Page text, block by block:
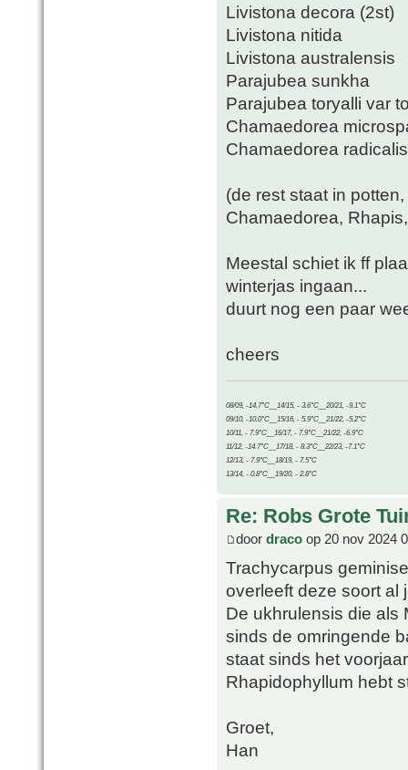
Livistona decora (2st)
Livistona nitida
Livistona australensis
Parajubea sunkha
Parajubea toryalli var
Chamaedorea
Chamaedorea radicalis
(de rest staat in
Chamaedorea,
Meestal schiet ik ff
winterjas ingaan...
duurt nog een paar
cheers
08/09, -14.7°C__14/15, - 3.6°C__20/21, -9.1°C
09/10, -10.0°C__15/16, - 5.9°C__21/22, -5.2°C
10/11, - 7.9°C__16/17, - 7.9°C__21/22, -6.9°C
11/12, -14.7°C__17/18, - 8.3°C__22/23, -7.1°C
12/13, - 7.9°C__18/19, - 7.5°C
13/14, - 0.8°C__19/20, - 2.8°C
Re: Robs Grote
door draco op 20 nov 2024
Trachycarpus
overleeft deze soort al
De ukhrulensis die als
sinds de omringende
staat sinds het
Rhapidophyllum hebt
Groet,
Han